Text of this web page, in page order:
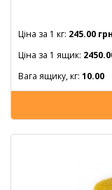
Ціна за 1 кг: 245.00 грн
Ціна за 1 ящик:
Вага ящику, кг: 10.00